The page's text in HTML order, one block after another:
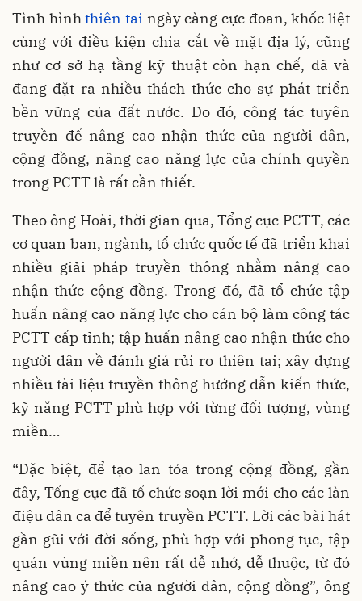
Tình hìnhthiên tai ngày càng cực đoan, khốc liệt
cùng với điều kiện chia cắt về mặt địa lý, cũng
như cơ sở hạ tầng kỹ thuật còn hạn chế, đã và
đang đặt ra nhiều thách thức cho sự phát triển
bền vững của đất nước. Do đó, công tác tuyên
truyền để nâng cao nhận thức của người dân,
cộng đồng, nâng cao năng lực của chính quyền
trong PCTT là rất cần thiết.
Theo ông Hoài, thời gian qua, Tổng cục PCTT, các
cơ quan ban, ngành, tổ chức quốc tế đã triển khai
nhiều giải pháp truyền thông nhằm nâng cao
nhận thức cộng đồng. Trong đó, đã tổ chức tập
huấn nâng cao năng lực cho cán bộ làm công tác
PCTT cấp tỉnh; tập huấn nâng cao nhận thức cho
người dân về đánh giá rủi ro thiên tai; xây dựng
nhiều tài liệu truyền thông hướng dẫn kiến thức,
kỹ năng PCTT phù hợp với từng đối tượng, vùng
miền…
“Đặc biệt, để tạo lan tỏa trong cộng đồng, gần
đây, Tổng cục đã tổ chức soạn lời mới cho các làn
điệu dân ca để tuyên truyền PCTT. Lời các bài hát
gần gũi với đời sống, phù hợp với phong tục, tập
quán vùng miền nên rất dễ nhớ, dễ thuộc, từ đó
nâng cao ý thức của người dân, cộng đồng”, ông